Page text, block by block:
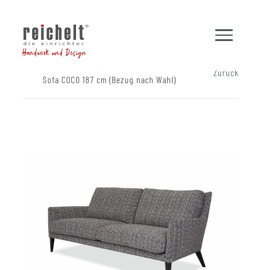
Handwerk und Design
Sofa COCO 187 cm (Bezug nach Wahl)
Zurück